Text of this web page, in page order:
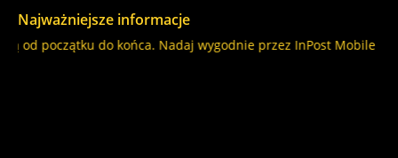
Najważniejsze informacje
od początku do końca. Nadaj wygodnie przez InPost Mobile